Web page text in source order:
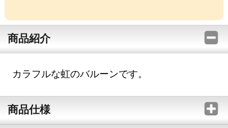
商品紹介
カラフルな虹のバルーンです。
商品仕様